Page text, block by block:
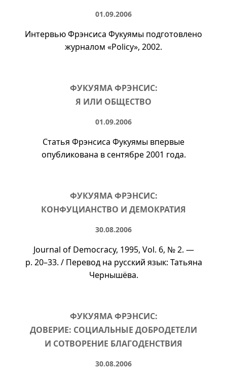
01.09.2006
Интервью Фрэнсиса Фукуямы подготовлено
журналом «Policy», 2002.
ФУКУЯМА ФРЭНСИС:
Я ИЛИ ОБЩЕСТВО
01.09.2006
Статья Фрэнсиса Фукуямы впервые
опубликована в сентябре 2001 года.
ФУКУЯМА ФРЭНСИС:
КОНФУЦИАНСТВО И ДЕМОКРАТИЯ
30.08.2006
Journal of Democracy, 1995, Vol. 6, № 2. —
p. 20–33. / Перевод на русский язык: Татьяна
Чернышёва.
ФУКУЯМА ФРЭНСИС:
ДОВЕРИЕ: СОЦИАЛЬНЫЕ ДОБРОДЕТЕЛИ
И СОТВОРЕНИЕ БЛАГОДЕНСТВИЯ
30.08.2006